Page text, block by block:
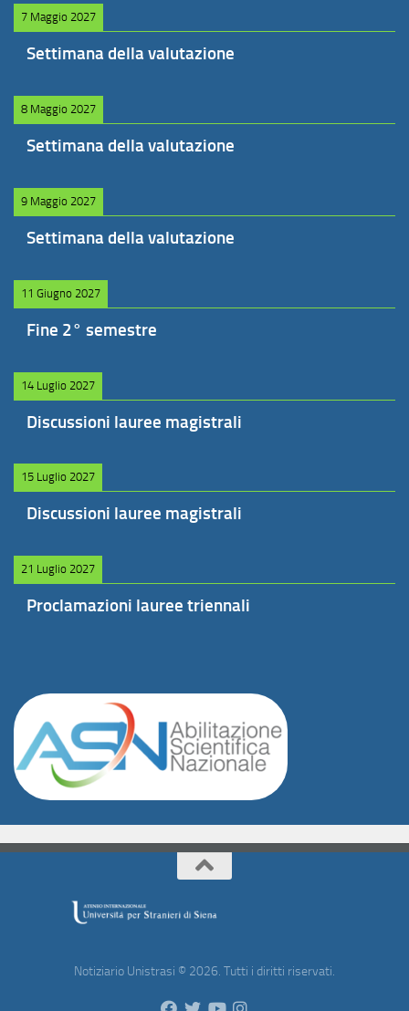
7 Maggio 2027
Settimana della valutazione
8 Maggio 2027
Settimana della valutazione
9 Maggio 2027
Settimana della valutazione
11 Giugno 2027
Fine 2° semestre
14 Luglio 2027
Discussioni lauree magistrali
15 Luglio 2027
Discussioni lauree magistrali
21 Luglio 2027
Proclamazioni lauree triennali
Notiziario Unistrasi © 2026. Tutti i diritti riservati.